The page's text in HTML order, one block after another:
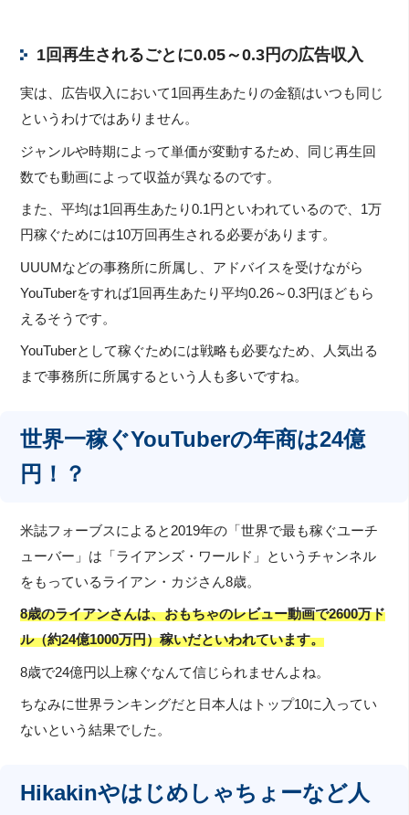
1回再生されるごとに0.05～0.3円の広告収入
実は、広告収入において1回再生あたりの金額はいつも同じ
というわけではありません。
ジャンルや時期によって単価が変動するため、同じ再生回
数でも動画によって収益が異なるのです。
また、平均は1回再生あたり0.1円といわれているので、1万
円稼ぐためには10万回再生される必要があります。
UUUMなどの事務所に所属し、アドバイスを受けながら
YouTuberをすれば1回再生あたり平均0.26～0.3円ほどもら
えるそうです。
YouTuberとして稼ぐためには戦略も必要なため、人気出る
まで事務所に所属するという人も多いですね。
世界一稼ぐYouTuberの年商は24億
円！？
米誌フォーブスによると2019年の「世界で最も稼ぐユーチ
ューバー」は「ライアンズ・ワールド」というチャンネル
をもっているライアン・カジさん8歳。
8歳のライアンさんは、おもちゃのレビュー動画で2600万ド
ル（約24億1000万円）稼いだといわれています。
8歳で24億円以上稼ぐなんて信じられませんよね。
ちなみに世界ランキングだと日本人はトップ10に入ってい
ないという結果でした。
Hikakinやはじめしゃちょーなど人